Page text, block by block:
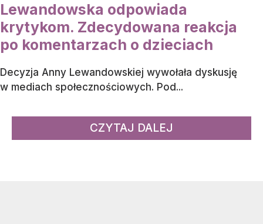
Lewandowska odpowiada
krytykom. Zdecydowana reakcja
po komentarzach o dzieciach
Decyzja Anny Lewandowskiej wywołała dyskusję
w mediach społecznościowych. Pod...
CZYTAJ DALEJ